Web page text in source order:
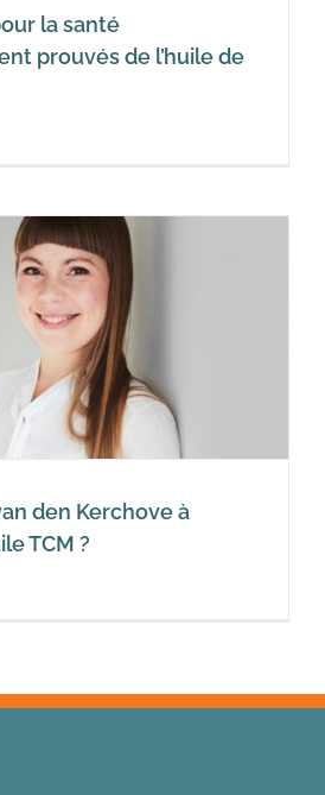
la santé
prouvés de l’huile de
den Kerchove à
TCM ?